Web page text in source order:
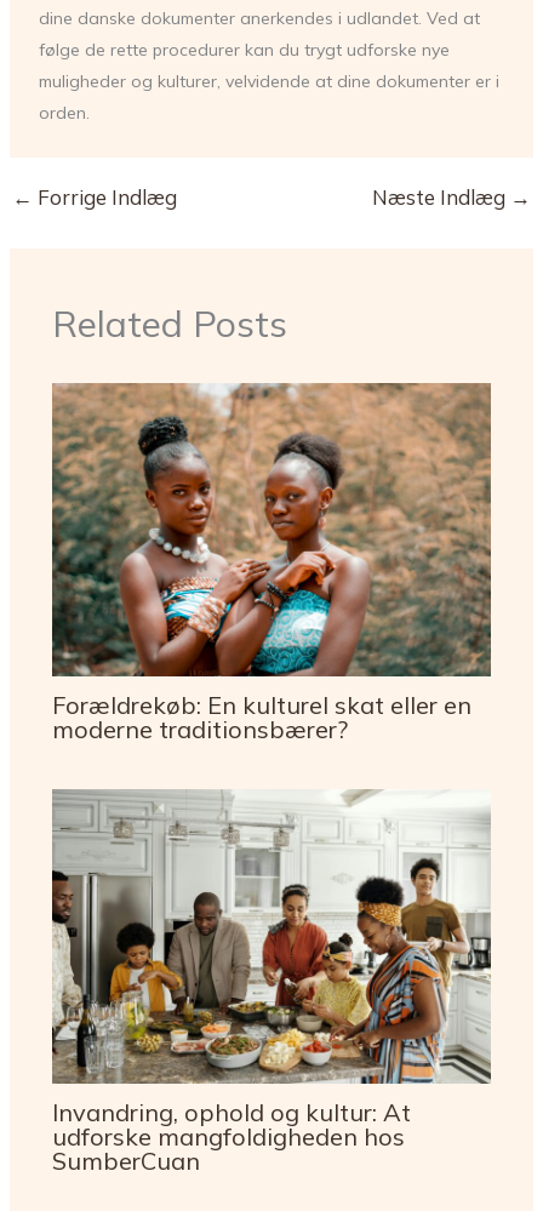
dine danske dokumenter anerkendes i udlandet. Ved at
følge de rette procedurer kan du trygt udforske nye
muligheder og kulturer, velvidende at dine dokumenter er i
orden.
← Forrige Indlæg Næste Indlæg →
Related Posts
Forældrekøb: En kulturel skat eller en
moderne traditionsbærer?
Invandring, ophold og kultur: At
udforske mangfoldigheden hos
SumberCuan